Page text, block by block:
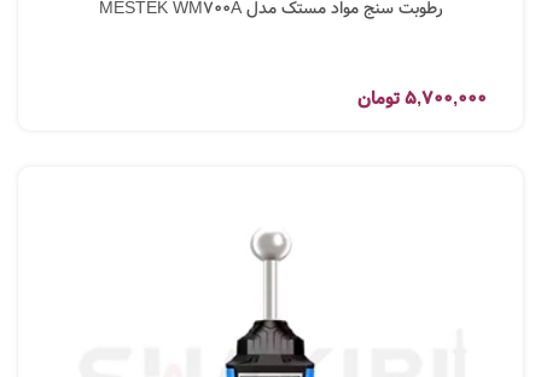
رطوبت سنج مواد مستک مدل MESTEK WM700A
5,700,000تومان